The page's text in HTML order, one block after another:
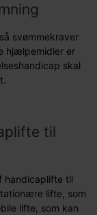
svømmekraver
hjælpemidler er
skal
til
handicaplifte til
lifte, som
lifte, som kan